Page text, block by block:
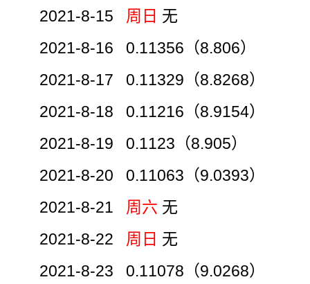
2021-8-15 周日 无
2021-8-16 0.11356（8.806）
2021-8-17 0.11329（8.8268）
2021-8-18 0.11216（8.9154）
2021-8-19 0.1123（8.905）
2021-8-20 0.11063（9.0393）
2021-8-21 周六 无
2021-8-22 周日 无
2021-8-23 0.11078（9.0268）